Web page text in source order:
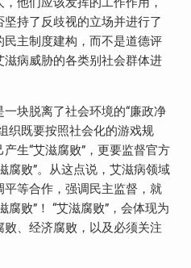
持了反歧视的立场并进行了
主制度建构，而不是道德评
病威胁的各类别社会群体进
块脱离了社会环境的“廉政净
织既要按照社会化的游戏规
生“艾滋腐败”，更要监督官方
腐败”。从这点说，艾滋病领域
等合作，强调民主监督，就
腐败”！ “艾滋腐败”，会体现为
、经济腐败，以及必须关注